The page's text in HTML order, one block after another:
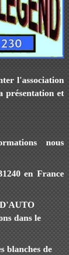
l'association
présentation et
nous
en France
dans le
blanches de